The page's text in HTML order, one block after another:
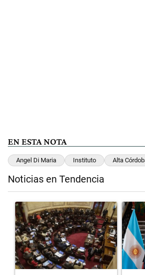
EN ESTA NOTA
Angel Di Maria Instituto Alta
Noticias en Tendencia
Un artículo de tendencia con el título "El
Un